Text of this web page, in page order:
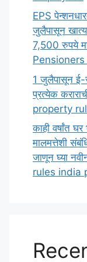
EPS
जुलैपासून
7,500 रुपये
1 जुलैपासून ई-
प्रत्येक
property
काही वर्षांत
मालमत्तेशी
जाणून घ्या
rules india